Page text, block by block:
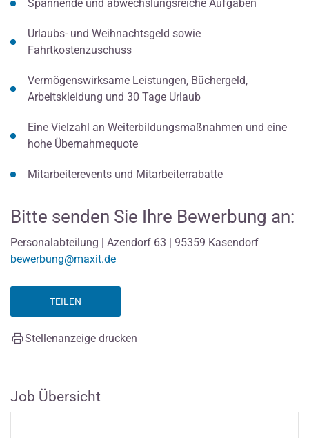
Spannende und abwechslungsreiche Aufgaben
Urlaubs- und Weihnachtsgeld sowie
Fahrtkostenzuschuss
Vermögenswirksame Leistungen, Büchergeld,
Arbeitskleidung und 30 Tage Urlaub
Eine Vielzahl an Weiterbildungsmaßnahmen und eine
hohe Übernahmequote
Mitarbeiterevents und Mitarbeiterrabatte
Bitte senden Sie Ihre Bewerbung an:
Personalabteilung | Azendorf 63 | 95359 Kasendorf
bewerbung@maxit.de
TEILEN
Stellenanzeige drucken
Job Übersicht